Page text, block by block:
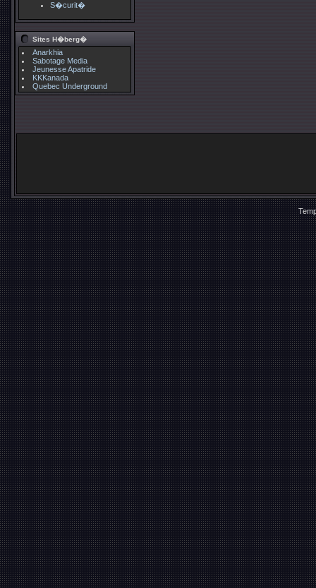
S�curit�
Sites H�berg�
Anarkhia
Sabotage Media
Jeunesse Apatride
KKKanada
Quebec Underground